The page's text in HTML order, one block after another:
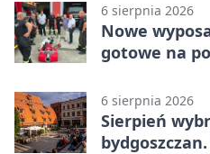
6 sierpnia 2026
Nowe
gotowe na
6 sierpnia 2026
Sierpień